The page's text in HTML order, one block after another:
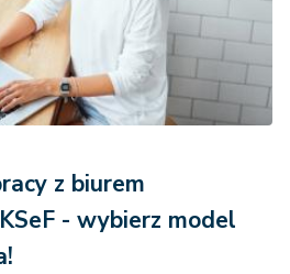
z biurem
- wybierz model